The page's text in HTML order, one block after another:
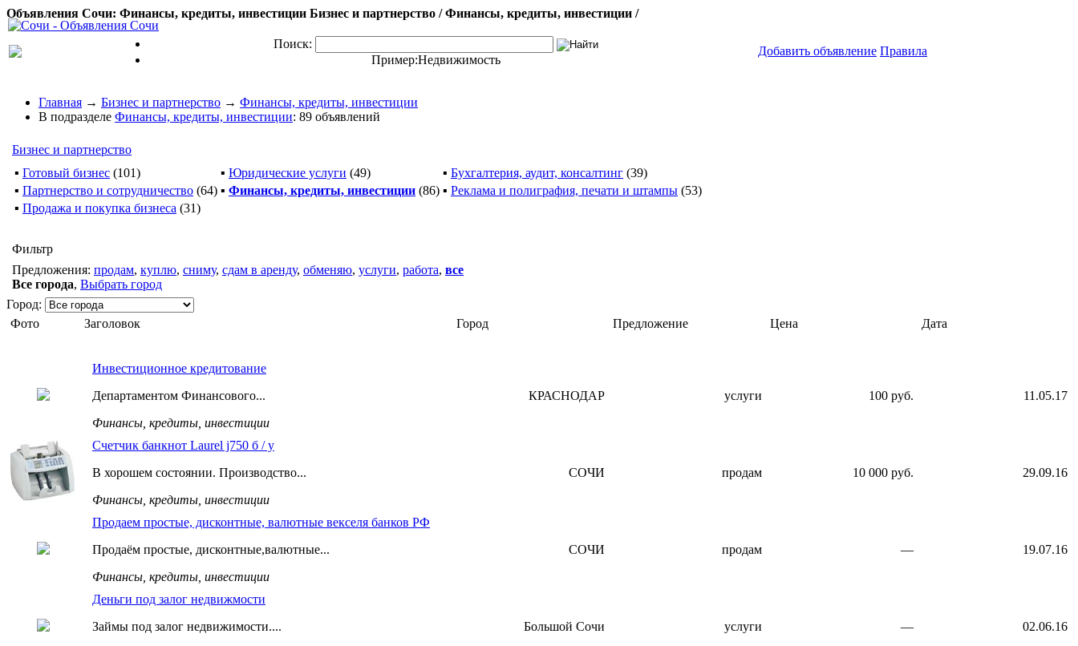
Объявления Сочи: Финансы, кредиты, инвестиции Бизнес и партнерство / Финансы, кредиты, инвестиции /
Поиск:
Пример:Недвижимость
Добавить объявление Правила
Главная → Бизнес и партнерство → Финансы, кредиты, инвестиции
В подразделе Финансы, кредиты, инвестиции: 89 объявлений
Бизнес и партнерство
▪ Готовый бизнес (101) ▪ Юридические услуги (49) ▪ Бухгалтерия, аудит, консалтинг (39)
▪ Партнерство и сотрудничество (64) ▪ Финансы, кредиты, инвестиции (86) ▪ Реклама и полиграфия, печати и штампы (53)
▪ Продажа и покупка бизнеса (31)
Фильтр
Предложения: продам, куплю, сниму, сдам в аренду, обменяю, услуги, работа, все
Все города, Выбрать город
Город:
Фото
Заголовок Город Предложение Цена Дата
Инвестиционное кредитование
Департаментом Финансового...
Финансы, кредиты, инвестиции
КРАСНОДАР услуги 100 руб. 11.05.17
Счетчик банкнот Laurel j750 б / у
В хорошем состоянии. Производство...
Финансы, кредиты, инвестиции
СОЧИ продам 10 000 руб. 29.09.16
Продаем простые, дисконтные, валютные векселя банков РФ
Продаём простые, дисконтные,валютные...
Финансы, кредиты, инвестиции
СОЧИ продам — 19.07.16
Деньги под залог недвижмости
Займы под залог недвижимости....
Большой Сочи услуги — 02.06.16